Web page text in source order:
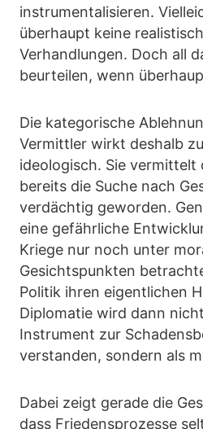
instrumentalisieren.
überhaupt keine
Verhandlungen. Doch all
beurteilen, wenn
Die kategorische
Vermittler wirkt deshalb
ideologisch. Sie vermittelt
bereits die Suche nach
verdächtig geworden.
eine gefährliche
Kriege nur noch unter
Gesichtspunkten
Politik ihren eigentlichen
Diplomatie wird dann
Instrument zur
verstanden, sondern als
Dabei zeigt gerade die
dass Friedensprozesse